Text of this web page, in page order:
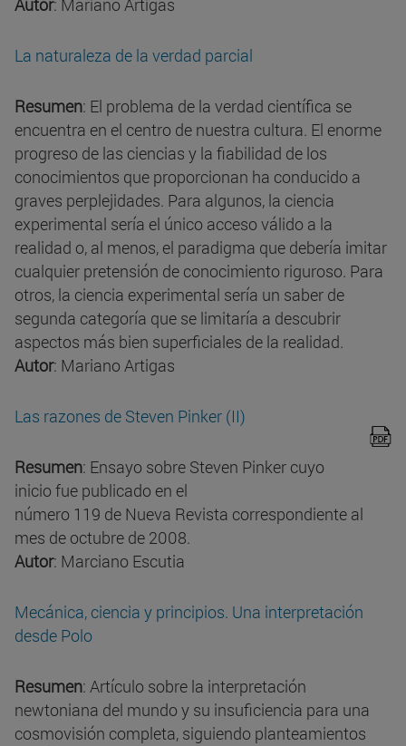
Autor: Mariano Artigas
La naturaleza de la verdad parcial
Resumen: El problema de la verdad científica se
encuentra en el centro de nuestra cultura. El enorme
progreso de las ciencias y la fiabilidad de los
conocimientos que proporcionan ha conducido a
graves perplejidades. Para algunos, la ciencia
experimental sería el único acceso válido a la
realidad o, al menos, el paradigma que debería imitar
cualquier pretensión de conocimiento riguroso. Para
otros, la ciencia experimental sería un saber de
segunda categoría que se limitaría a descubrir
aspectos más bien superficiales de la realidad.
Autor: Mariano Artigas
Las razones de Steven Pinker (II)
Resumen: Ensayo sobre Steven Pinker cuyo
inicio fue publicado en el
número 119 de Nueva Revista correspondiente al
mes de octubre de 2008.
Autor: Marciano Escutia
Mecánica, ciencia y principios. Una interpretación
desde Polo
Resumen: Artículo sobre la interpretación
newtoniana del mundo y su insuficiencia para una
cosmovisión completa, siguiendo planteamientos